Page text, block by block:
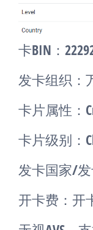
卡BIN：
发卡组织：
卡片属性：
卡片级别：
发卡国家/
开卡费：开